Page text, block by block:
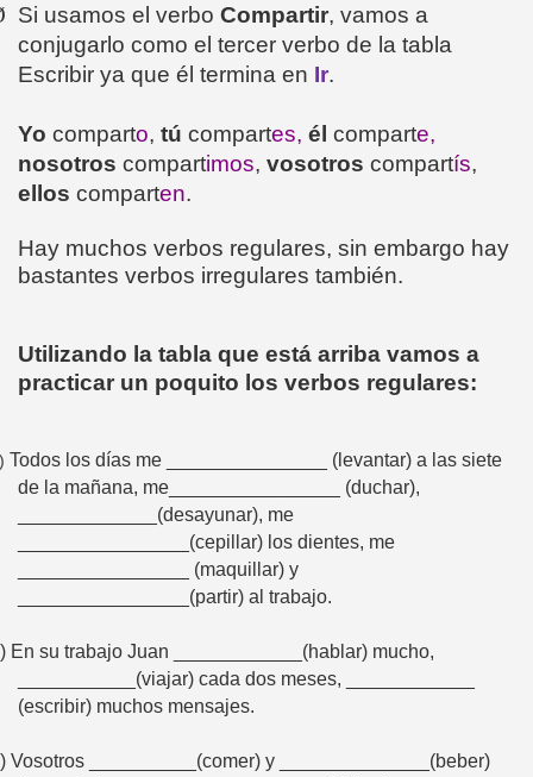
Si usamos el verbo Compartir, vamos a
conjugarlo como el tercer verbo de la tabla
Escribir ya que él termina en Ir.
Yo comparto, tú compartes, él comparte,
nosotros compartimos, vosotros compartís,
ellos comparten.
Hay muchos verbos regulares, sin embargo hay
bastantes verbos irregulares también.
Utilizando la tabla que está arriba vamos a
practicar un poquito los verbos regulares:
Todos los días me _______________ (levantar) a las siete
de la mañana, me________________ (duchar),
_____________(desayunar), me
________________(cepillar) los dientes, me
________________ (maquillar) y
________________(partir) al trabajo.
En su trabajo Juan ____________(hablar) mucho,
___________(viajar) cada dos meses, ____________
(escribir) muchos mensajes.
Vosotros __________(comer) y ______________(beber)